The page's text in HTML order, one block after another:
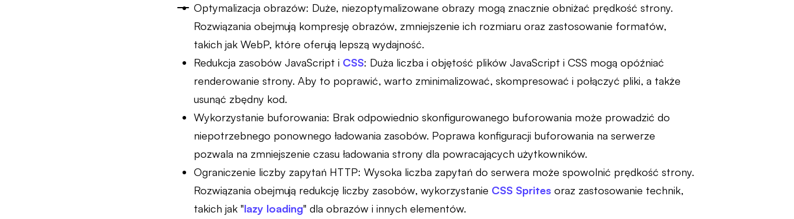
Optymalizacja obrazów: Duże, niezoptymalizowane obrazy mogą znacznie obniżać prędkość strony.
Rozwiązania obejmują kompresję obrazów, zmniejszenie ich rozmiaru oraz zastosowanie formatów,
takich jak WebP, które oferują lepszą wydajność.
Redukcja zasobów JavaScript i CSS: Duża liczba i objętość plików JavaScript i CSS mogą opóźniać
renderowanie strony. Aby to poprawić, warto zminimalizować, skompresować i połączyć pliki, a także
usunąć zbędny kod.
Wykorzystanie buforowania: Brak odpowiednio skonfigurowanego buforowania może prowadzić do
niepotrzebnego ponownego ładowania zasobów. Poprawa konfiguracji buforowania na serwerze
pozwala na zmniejszenie czasu ładowania strony dla powracających użytkowników.
Ograniczenie liczby zapytań HTTP: Wysoka liczba zapytań do serwera może spowolnić prędkość strony.
Rozwiązania obejmują redukcję liczby zasobów, wykorzystanie CSS Sprites oraz zastosowanie technik,
takich jak "lazy loading" dla obrazów i innych elementów.